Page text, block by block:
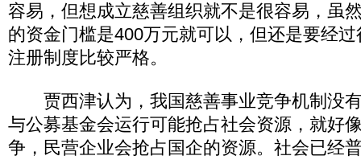
容易，但想成立慈善组织就不是很容易，虽
的资金门槛是400万元就可以，但还是要经
注册制度比较严格。
贾西津认为，我国慈善事业竞争机制没
与公募基金会运行可能抢占社会资源，就好
争，民营企业会抢占国企的资源。社会已经